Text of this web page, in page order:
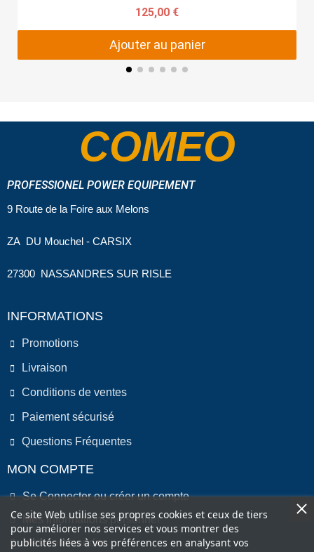
125,00 €
Ajouter au panier
COMEO
PROFESSIONEL POWER EQUIPEMENT
9 Route de la Foire aux Melons
ZA DU Mouchel - CARSIX
27300 NASSANDRES SUR RISLE
INFORMATIONS
Promotions
Livraison
Conditions de ventes
Paiement sécurisé
Questions Fréquentes
MON COMPTE
Se Connecter ou créer un compte
Mes informations personnel
Mes commandes
Ce site Web utilise ses propres cookies et ceux de tiers
pour améliorer nos services et vous montrer des
publicités liées à vos préférences en analysant vos